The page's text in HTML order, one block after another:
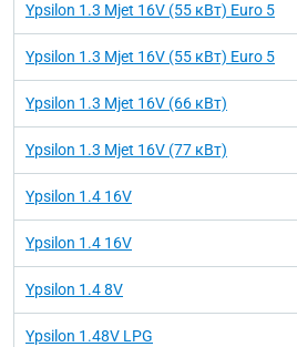
Ypsilon 1.3 Mjet 16V (55 кВт) Euro 5
Ypsilon 1.3 Mjet 16V (55 кВт) Euro 5
Ypsilon 1.3 Mjet 16V (66 кВт)
Ypsilon 1.3 Mjet 16V (77 кВт)
Ypsilon 1.4 16V
Ypsilon 1.4 16V
Ypsilon 1.4 8V
Ypsilon 1.48V LPG